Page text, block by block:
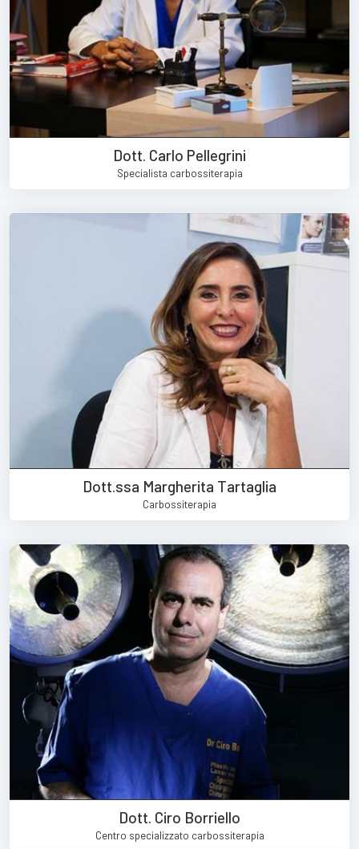
Dott. Carlo Pellegrini
Specialista carbossiterapia
Dott.ssa Margherita Tartaglia
Carbossiterapia
Dott. Ciro Borriello
Centro specializzato carbossiterapia